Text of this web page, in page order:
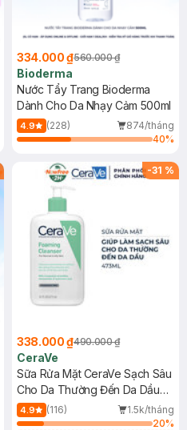
334.000 ₫560.000 ₫
Bioderma
Nước Tẩy Trang Bioderma
Dành Cho Da Nhạy Cảm 500ml
4.9 (228)
874/tháng
40%
-31 %
338.000 ₫490.000 ₫
CeraVe
Sữa Rửa Mặt CeraVe Sạch Sâu
Cho Da Thường Đến Da Dầu
473ml
4.9 (116)
1.5k/tháng
20%